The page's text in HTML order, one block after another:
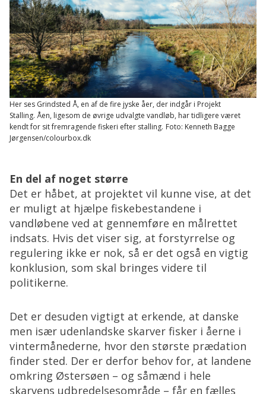
Her ses Grindsted Å, en af de fire jyske åer, der indgår i Projekt
Stalling. Åen, ligesom de øvrige udvalgte vandløb, har tidligere været
kendt for sit fremragende fiskeri efter stalling. Foto: Kenneth Bagge
Jørgensen/colourbox.dk
En del af noget større
Det er håbet, at projektet vil kunne vise, at det
er muligt at hjælpe fiskebestandene i
vandløbene ved at gennemføre en målrettet
indsats. Hvis det viser sig, at forstyrrelse og
regulering ikke er nok, så er det også en vigtig
konklusion, som skal bringes videre til
politikerne.
Det er desuden vigtigt at erkende, at danske
men især udenlandske skarver fisker i åerne i
vintermånederne, hvor den største prædation
finder sted. Der er derfor behov for, at landene
omkring Østersøen – og såmænd i hele
skarvens udbredelsesområde – får en fælles